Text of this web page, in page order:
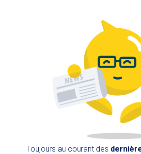
Disponible
Toujours au courant des